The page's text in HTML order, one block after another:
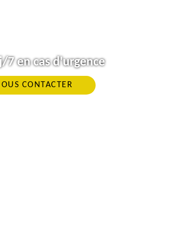
7 en cas d'urgence
CONTACTER